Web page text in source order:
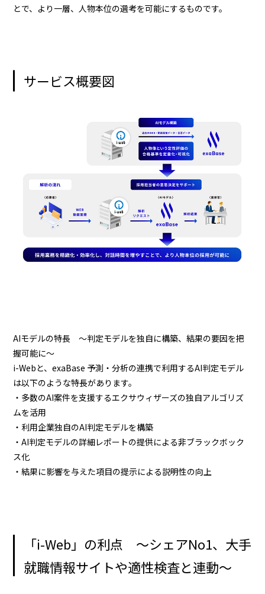
とで、より一層、人物本位の選考を可能にするものです。
サービス概要図
AIモデルの特長 ～判定モデルを独自に構築、結果の要因を把
握可能に～
i-Webと、exaBase 予測・分析の連携で利用するAI判定モデル
は以下のような特長があります。
・多数のAI案件を支援するエクサウィザーズの独自アルゴリズ
ムを活用
・利用企業独自のAI判定モデルを構築
・AI判定モデルの詳細レポートの提供による非ブラックボック
ス化
・結果に影響を与えた項目の提示による説明性の向上
「i-Web」の利点 ～シェアNo1、大手
就職情報サイトや適性検査と連動～